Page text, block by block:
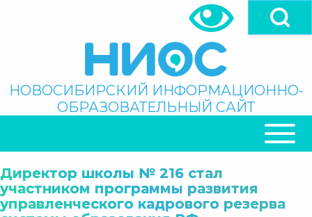
Поиск
НОВОСИБИРСКИЙ ИНФОРМАЦИОННО-
ОБРАЗОВАТЕЛЬНЫЙ САЙТ
НАВИГАЦИЯ
Директор школы № 216 стал
участником программы развития
управленческого кадрового резерва